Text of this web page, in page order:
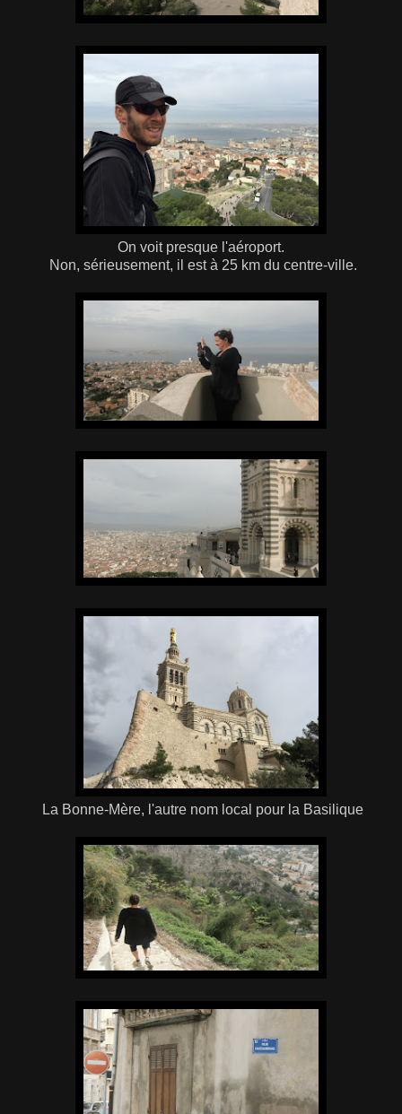
On voit presque l'aéroport.
Non, sérieusement, il est à 25 km du centre-ville.
La Bonne-Mère, l'autre nom local pour la Basilique